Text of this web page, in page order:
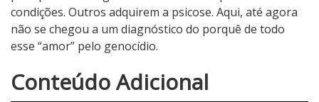
condições. Outros adquirem a psicose. Aqui, até agora
não se chegou a um diagnóstico do porquê de todo
esse “amor” pelo genocídio.
N
Conteúdo Adicional